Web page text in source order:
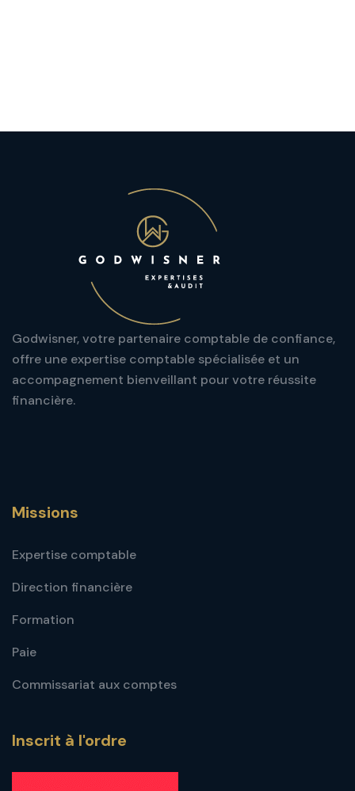
Godwisner, votre partenaire comptable de confiance,
offre une expertise comptable spécialisée et un
accompagnement bienveillant pour votre réussite
financière.
Missions
Expertise comptable
Direction financière
Formation
Paie
Commissariat aux comptes
Inscrit à l'ordre